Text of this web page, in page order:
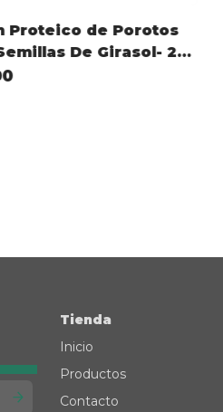
Proteico de Porotos
De Girasol- 2
240 gramos
Tienda
Inicio
Productos
Contacto